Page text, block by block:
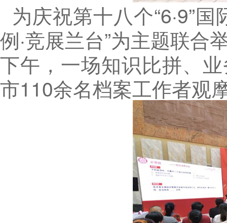
为庆祝第十八个“6·9”
例·竞展兰台”为主题联合
下午，一场知识比拼、
市110余名档案工作者观